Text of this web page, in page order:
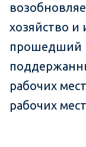
хозяйство и
прошедший
рабочих
рабочих